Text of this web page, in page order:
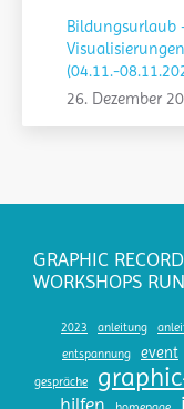
Bildungsurlaub
(04.11.-
26. Dezember
GRAPHIC
WORKSHOPS
2023 anleitung
entspannung
event
gespräche